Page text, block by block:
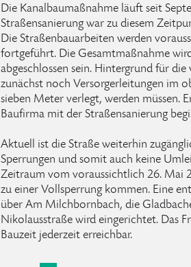
Die Kanalbaumaßnahme läuft seit
Straßensanierung war zu diesem
Die Straßenbauarbeiten werden
fortgeführt. Die Gesamtmaßnahme
abgeschlossen sein. Hintergrund für
zunächst noch Versorgerleitungen im
sieben Meter verlegt, werden müssen.
Baufirma mit der Straßensanierung
Aktuell ist die Straße weiterhin
Sperrungen und somit auch keine
Zeitraum vom voraussichtlich 26. Mai
zu einer Vollsperrung kommen. Eine
über Am Milchbornbach, die
Nikolausstraße wird eingerichtet. Das
Bauzeit jederzeit erreichbar.